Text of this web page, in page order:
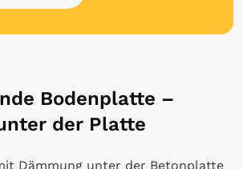
Bodenplatte –
der Platte
Dämmung unter der Betonplatte